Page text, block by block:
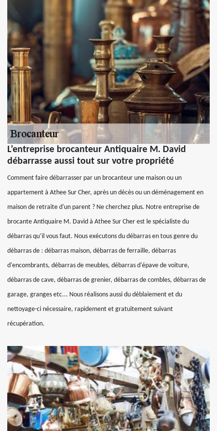
L’entreprise brocanteur Antiquaire M. David
débarrasse aussi tout sur votre propriété
Comment faire débarrasser par un brocanteur une maison ou un
appartement à Athee Sur Cher, après un décès ou un déménagement en
maison de retraite d'un parent ? Ne cherchez plus. Notre entreprise de
brocante Antiquaire M. David à Athee Sur Cher est le spécialiste du
débarras qu’il vous faut. Nous exécutons du débarras en tous genre du
débarras de : débarras maison, débarras de ferraille, débarras
d'encombrants, débarras de meubles, débarras d'épave de voiture,
débarras de cave, débarras de grenier, débarras de combles, débarras de
garage, granges etc... Nous réalisons aussi du déblaiement et du
nettoyage-ci nécessaire, rapidement et gratuitement suivant
récupération.